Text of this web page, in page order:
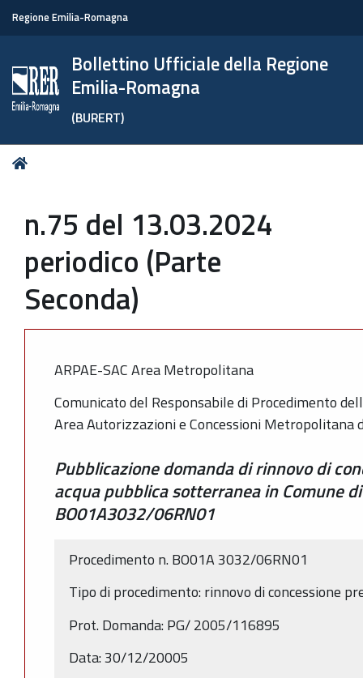
Regione Emilia-Romagna
Bollettino Ufficiale della Regione
Emilia-Romagna
(BURERT)
Tu
n.75 del 13.03.2024
periodico (Parte
Seconda)
ARPAE-SAC Area Metropolitana
Comunicato del Responsabile di Procedimento
Area Autorizzazioni e Concessioni Metropolitana
Pubblicazione domanda di rinnovo di
acqua pubblica sotterranea in Comune
BO01A3032/06RN01
Procedimento n. BO01A 3032/06RN01
Tipo di procedimento: rinnovo di concessione
Prot. Domanda: PG/ 2005/116895
Data: 30/12/20005